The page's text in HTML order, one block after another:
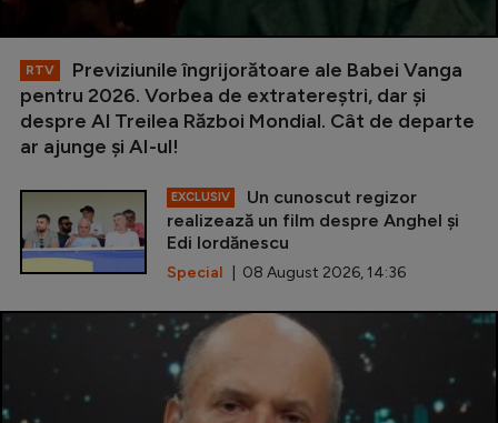
RTV
Previziunile îngrijorătoare ale Babei Vanga
pentru 2026. Vorbea de extratereștri, dar și
despre Al Treilea Război Mondial. Cât de departe
ar ajunge și AI-ul!
EXCLUSIV
Un cunoscut regizor
realizează un film despre Anghel și
Edi Iordănescu
Special | 08 August 2026, 14:36